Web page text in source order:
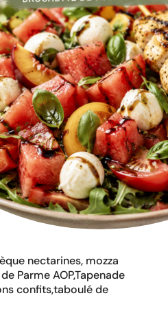
nectarines, mozza
Parme AOP,Tapenade
confits,taboulé de